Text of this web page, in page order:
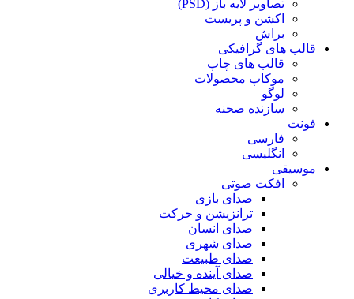
تصاویر لایه باز (PSD)
اکشن و پریست
براش
قالب های گرافیکی
قالب های چاپ
موکاپ محصولات
لوگو
سازنده صحنه
فونت
فارسی
انگلیسی
موسیقی
افکت صوتی
صدای بازی
ترانزیشن و حرکت
صدای انسان
صدای شهری
صدای طبیعت
صدای آینده و خیالی
صدای محیط کاربری